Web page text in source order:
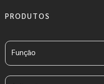
PRODUTOS
Função